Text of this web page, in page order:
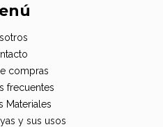
compras
frecuentes
Materiales
y sus usos